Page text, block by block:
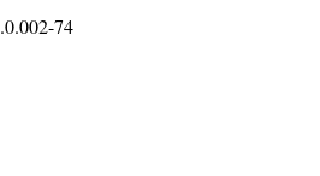
74